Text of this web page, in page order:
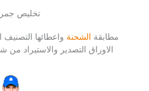
تخليص
مطابقة الشحنة واعطائها
الاوراق التصدير والاستيراد